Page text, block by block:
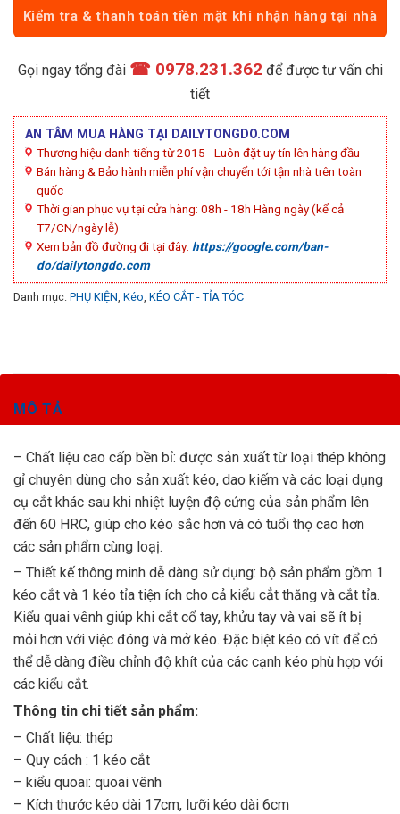
Gọi ngay tổng đài ☎ 0978.231.362 để được tư vấn chi
tiết
AN TÂM MUA HÀNG TẠI DAILYTONGDO.COM
Thương hiệu danh tiếng từ 2015 - Luôn đặt uy tín lên hàng đầu
Bán hàng & Bảo hành miễn phí vận chuyển tới tận nhà trên toàn
quốc
Thời gian phục vụ tại cửa hàng: 08h - 18h Hàng ngày (kể cả
T7/CN/ngày lễ)
Xem bản đồ đường đi tại đây: https://google.com/ban-
do/dailytongdo.com
Danh mục: PHỤ KIỆN Kéo KÉO CẮT - TỈA TÓC
MÔ TẢ
– Chất liệu cao cấp bền bỉ: được sản xuất từ loại thép không
gỉ chuyên dùng cho sản xuất kéo, dao kiếm và các loại dụng
cụ cắt khác sau khi nhiệt luyện độ cứng của sản phẩm lên
đến 60 HRC, giúp cho kéo sắc hơn và có tuổi thọ cao hơn
các sản phẩm cùng loạị.
– Thiết kế thông minh dễ dàng sử dụng: bộ sản phẩm gồm 1
kéo cắt và 1 kéo tỉa tiện ích cho cả kiểu cẳt thăng và cắt tỉa.
Kiểu quai vênh giúp khi cắt cổ tay, khửu tay và vai sẽ ít bị
mỏi hơn với việc đóng và mở kéo. Đặc biệt kéo có vít để có
thể dễ dàng điều chỉnh độ khít của các cạnh kéo phù hợp với
các kiểu cắt.
Thông tin chi tiết sản phẩm:
– Chất liệu: thép
– Quy cách : 1 kéo cắt
– kiểu quoai: quoai vênh
– Kích thước kéo dài 17cm, lưỡi kéo dài 6cm